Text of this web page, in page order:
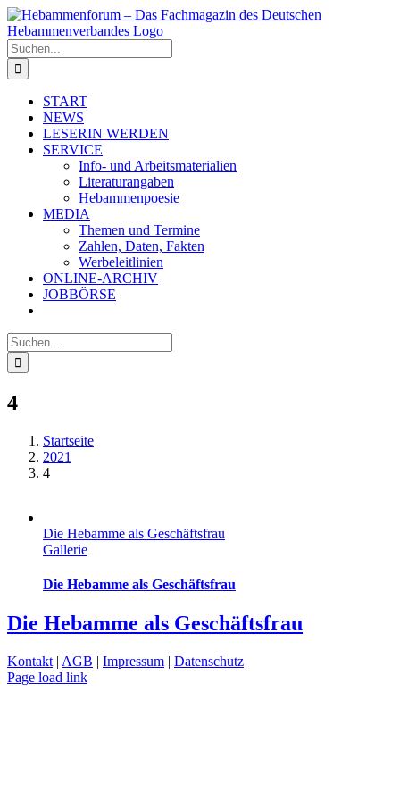
Zum
Inhalt
springen
Suche
nach:
START
NEWS
LESERIN WERDEN
SERVICE
Info- und Arbeitsmaterialien
Literaturangaben
Hebammenpoesie
MEDIA
Themen und Termine
Zahlen, Daten, Fakten
Werbeleitlinien
ONLINE-ARCHIV
JOBBÖRSE
Suche
nach:
4
Startseite
2021
4
Die Hebamme als Geschäftsfrau
Gallerie
Die Hebamme als Geschäftsfrau
Die Hebamme als Geschäftsfrau
Kontakt | AGB | Impressum | Datenschutz
Page load link